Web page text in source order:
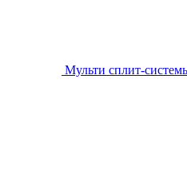
Мульти сплит-